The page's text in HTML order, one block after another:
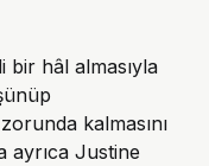
bir hâl almasıyla
kalmasını
ayrıca Justine